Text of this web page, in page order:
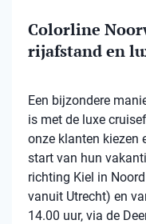
Colorline
rijafstand en
Een bijzondere
is met de luxe
onze klanten kiezen
start van hun
richting Kiel in
vanuit Utrecht) en
14.00 uur, via de